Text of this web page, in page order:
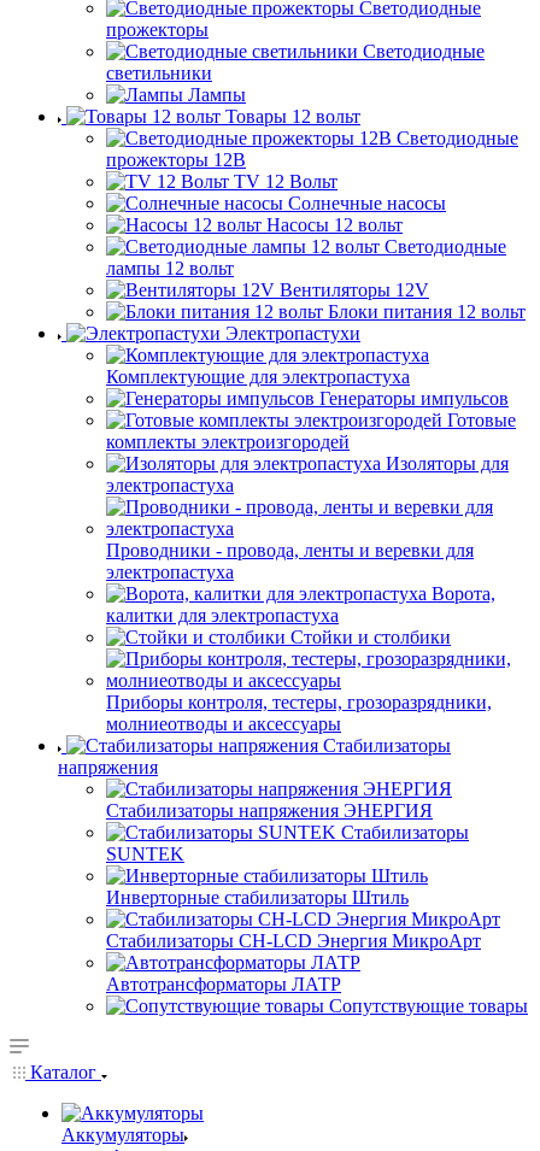
Светодиодные
прожекторы
Светодиодные
светильники
Лампы
Товары 12 вольт
Светодиодные
прожекторы 12В
TV 12 Вольт
Солнечные насосы
Насосы 12 вольт
Светодиодные
лампы 12 вольт
Вентиляторы 12V
Блоки питания 12 вольт
Электропастухи
Комплектующие для электропастуха
Генераторы импульсов
Готовые
комплекты электроизгородей
Изоляторы для
электропастуха
Проводники - провода, ленты и веревки для
электропастуха
Ворота,
калитки для электропастуха
Стойки и столбики
Приборы контроля, тестеры, грозоразрядники,
молниеотводы и аксессуары
Стабилизаторы
напряжения
Стабилизаторы напряжения ЭНЕРГИЯ
Стабилизаторы
SUNTEK
Инверторные стабилизаторы Штиль
Стабилизаторы СН-LCD Энepгия МикроАрт
Автотрансформаторы ЛАТР
Сопутствующие товары
Каталог
Аккумуляторы